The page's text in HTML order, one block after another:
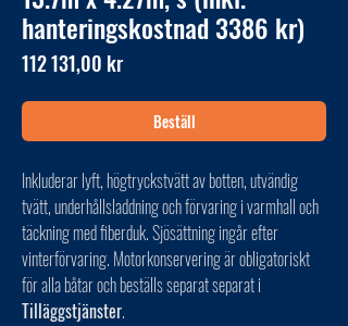
hanteringskostnad 3386 kr)
112 131,00 krPris
Beställ
Inkluderar lyft, högtryckstvätt av botten, utvändig
tvätt, underhållsladdning och förvaring i varmhall och
täckning med fiberduk. Sjösättning ingår efter
vinterförvaring. Motorkonservering är obligatoriskt
för alla båtar och beställs separat separat i
Tilläggstjänster.